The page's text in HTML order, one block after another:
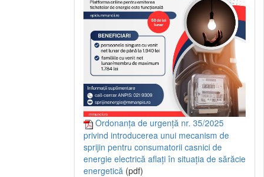
Ordonanța de urgență nr. 35/2025
privind introducerea unui mecanism de
sprijin pentru consumatorii casnici de
energie electrică aflați în situația de sărăcie
energetică (pdf)